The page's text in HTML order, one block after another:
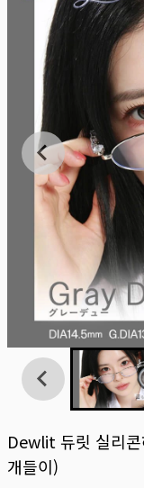
Dewlit 듀릿 실리
개들이)